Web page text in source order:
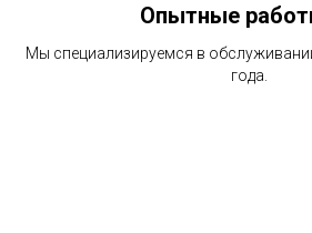
Опытные
Мы специализируемся в
года.